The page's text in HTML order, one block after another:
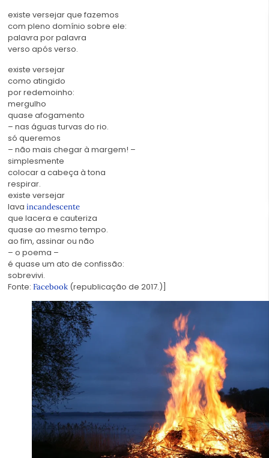
existe versejar que fazemos
com pleno domínio sobre ele:
palavra por palavra
verso após verso.
existe versejar
como atingido
por redemoinho:
mergulho
quase afogamento
– nas águas turvas do rio.
só queremos
– não mais chegar à margem! –
simplesmente
colocar a cabeça à tona
respirar.
existe versejar
lava incandescente
que lacera e cauteriza
quase ao mesmo tempo.
ao fim, assinar ou não
– o poema –
é quase um ato de confissão:
sobrevivi.
Fonte: Facebook (republicação de 2017.)]